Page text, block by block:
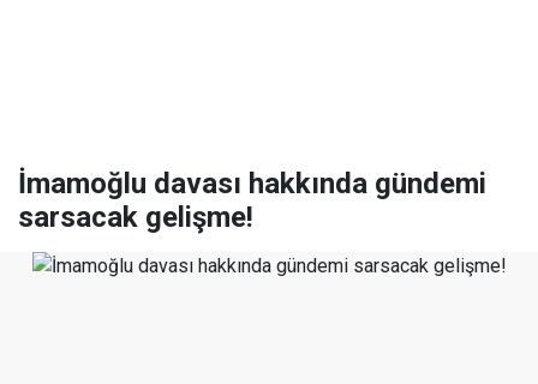
İmamoğlu davası hakkında gündemi
sarsacak gelişme!